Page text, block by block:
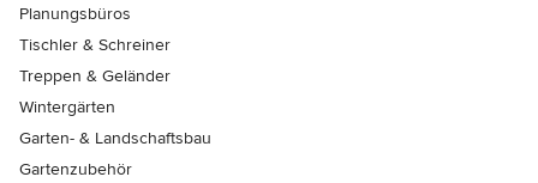
Planungsbüros
Tischler & Schreiner
Treppen & Geländer
Wintergärten
Garten- & Landschaftsbau
Gartenzubehör